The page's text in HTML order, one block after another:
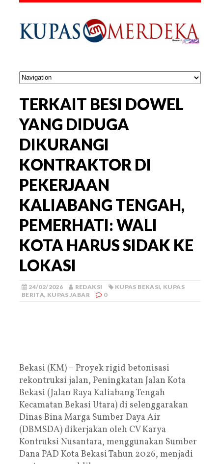
TERKAIT BESI DOWEL
YANG DIDUGA
DIKURANGI
KONTRAKTOR DI
PEKERJAAN
KALIABANG TENGAH,
PEMERHATI: WALI
KOTA HARUS SIDAK KE
LOKASI
24/02/2026 REDAKSI KUPAS BEKASI, KUPAS
BERITA, KUPAS JABAR 0
Bekasi (KM) – Proyek rigid betonisasi
rekontruksi jalan, Peningkatan Jalan Kota
Bekasi (Jalan Raya Kaliabang Tengah
Kecamatan Bekasi Utara) di selenggarakan
Dinas Bina Marga Sumber Daya Air
(DBMSDA) dikerjakan oleh CV Karya
Kontruksi Nusantara, menggunakan Sumber
Dana PAD Kota Bekasi Tahun 2026, menjadi